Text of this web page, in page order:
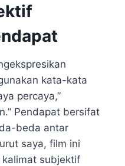
kata-kata
percaya,”
Pendapat bersifat
beda antar
saya, film ini
kalimat subjektif